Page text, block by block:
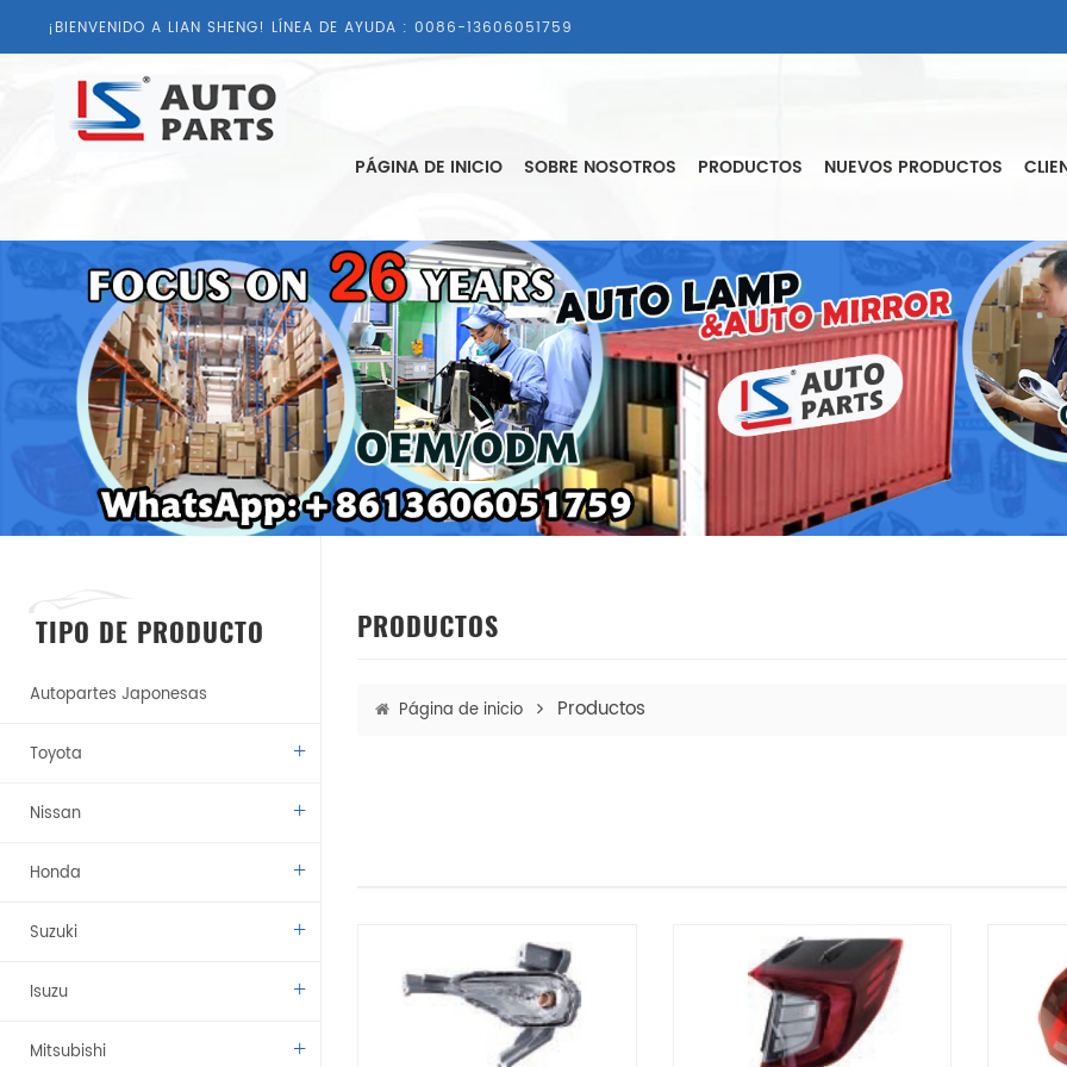
¡BIENVENIDO A LIAN SHENG! LÍNEA DE AYUDA : 0086-13606051759
PÁGINA DE INICIO SOBRE NOSOTROS PRODUCTOS NUEVOS PRODUCTOS
TIPO DE PRODUCTO
Autopartes Japonesas
Toyota
Nissan
Honda
Suzuki
Isuzu
Mitsubishi
PRODUCTOS
Página de inicio Productos